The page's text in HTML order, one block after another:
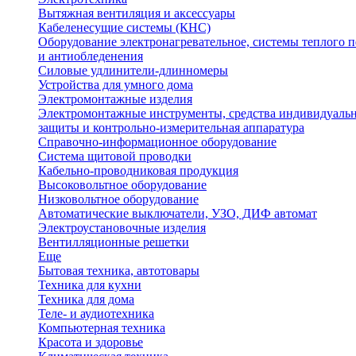
Вытяжная вентиляция и аксессуары
Кабеленесущие системы (КНС)
Оборудование электронагревательное, системы теплого
и антиобледенения
Силовые удлинители-длинномеры
Устройства для умного дома
Электромонтажные изделия
Электромонтажные инструменты, средства
защиты и контрольно-измерительная аппаратура
Справочно-информационное оборудование
Система щитовой проводки
Кабельно-проводниковая продукция
Высоковольтное оборудование
Низковольтное оборудование
Автоматические выключатели, УЗО, ДИФ автомат
Электроустановочные изделия
Вентилляционные решетки
Еще
Бытовая техника, автотовары
Техника для кухни
Техника для дома
Теле- и аудиотехника
Компьютерная техника
Красота и здоровье